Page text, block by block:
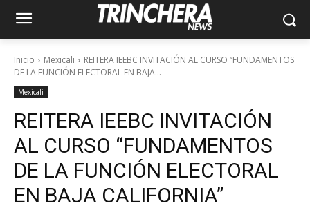
Inicio Mexicali
REITERA IEEBC INVITACIÓN AL CURSO “FUNDAMENTOS
DE LA FUNCIÓN ELECTORAL EN BAJA...
Mexicali
REITERA IEEBC INVITACIÓN
AL CURSO “FUNDAMENTOS
DE LA FUNCIÓN ELECTORAL
EN BAJA CALIFORNIA”